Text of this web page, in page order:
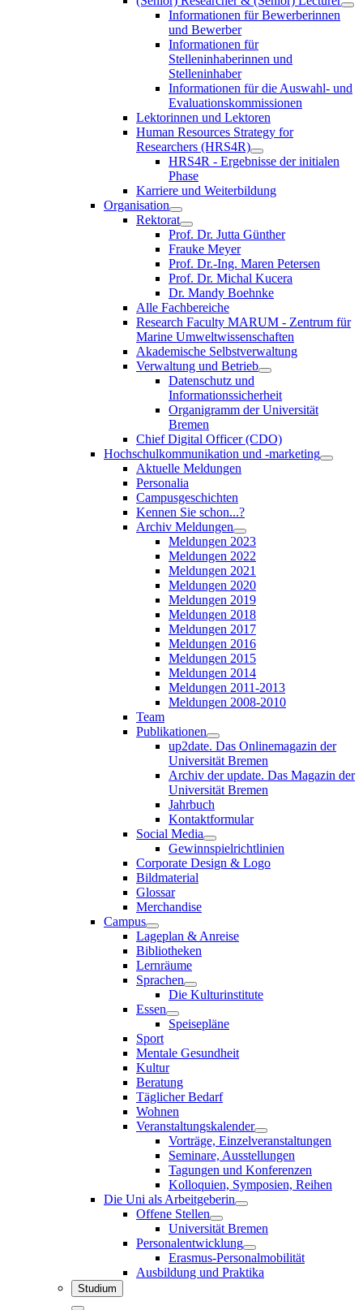
Informationen für Bewerberinnen
und Bewerber
Informationen für
Stelleninhaberinnen und
Stelleninhaber
Informationen für die Auswahl- und
Evaluationskommissionen
Lektorinnen und Lektoren
Human Resources Strategy for
Researchers (HRS4R)
HRS4R - Ergebnisse der initialen
Phase
Karriere und Weiterbildung
Organisation
Rektorat
Prof. Dr. Jutta Günther
Frauke Meyer
Prof. Dr.-Ing. Maren Petersen
Prof. Dr. Michal Kucera
Dr. Mandy Boehnke
Alle Fachbereiche
Research Faculty MARUM - Zentrum für
Marine Umweltwissenschaften
Akademische Selbstverwaltung
Verwaltung und Betrieb
Datenschutz und
Informationssicherheit
Organigramm der Universität
Bremen
Chief Digital Officer (CDO)
Hochschulkommunikation und -marketing
Aktuelle Meldungen
Personalia
Campusgeschichten
Kennen Sie schon...?
Archiv Meldungen
Meldungen 2023
Meldungen 2022
Meldungen 2021
Meldungen 2020
Meldungen 2019
Meldungen 2018
Meldungen 2017
Meldungen 2016
Meldungen 2015
Meldungen 2014
Meldungen 2011-2013
Meldungen 2008-2010
Team
Publikationen
up2date. Das Onlinemagazin der
Universität Bremen
Archiv der update. Das Magazin der
Universität Bremen
Jahrbuch
Kontaktformular
Social Media
Gewinnspielrichtlinien
Corporate Design & Logo
Bildmaterial
Glossar
Merchandise
Campus
Lageplan & Anreise
Bibliotheken
Lernräume
Sprachen
Die Kulturinstitute
Essen
Speisepläne
Sport
Mentale Gesundheit
Kultur
Beratung
Täglicher Bedarf
Wohnen
Veranstaltungskalender
Vorträge, Einzelveranstaltungen
Seminare, Ausstellungen
Tagungen und Konferenzen
Kolloquien, Symposien, Reihen
Die Uni als Arbeitgeberin
Offene Stellen
Universität Bremen
Personalentwicklung
Erasmus-Personalmobilität
Ausbildung und Praktika
Studium